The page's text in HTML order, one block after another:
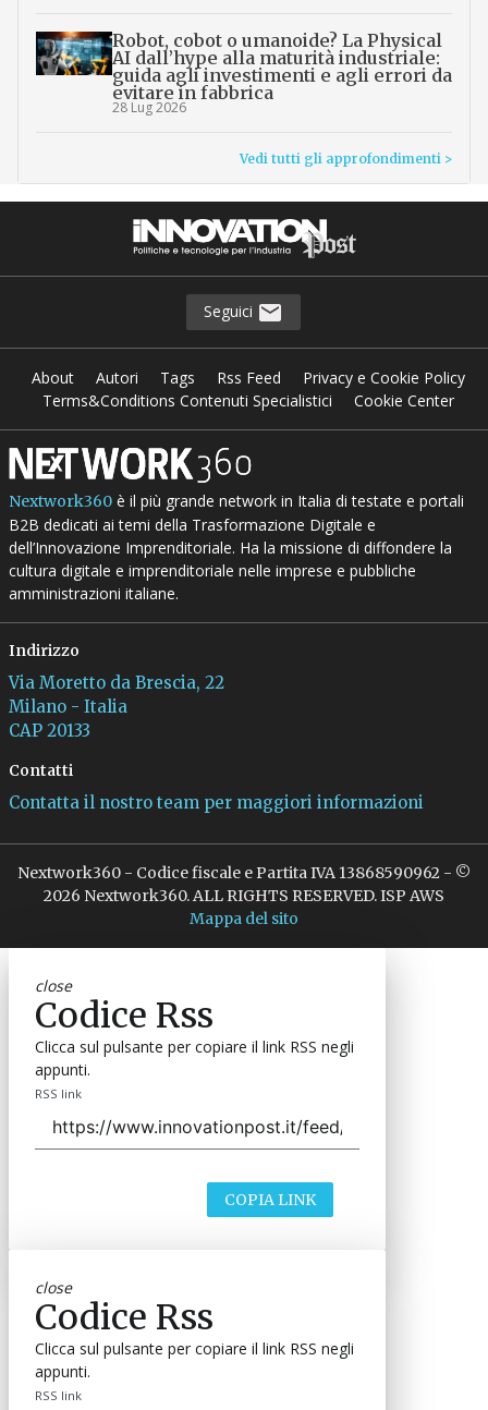
Robot, cobot o umanoide? La Physical
AI dall’hype alla maturità industriale:
guida agli investimenti e agli errori da
evitare in fabbrica
28 Lug 2026
Vedi tutti gli approfondimenti >
Seguici
About Autori Tags Rss Feed
Privacy e Cookie Policy
Terms&Conditions Contenuti Specialistici
Cookie Center
Nextwork360è il più grande network in Italia di testate e portali
B2B dedicati ai temi della Trasformazione Digitale e
dell’Innovazione Imprenditoriale. Ha la missione di diffondere la
cultura digitale e imprenditoriale nelle imprese e pubbliche
amministrazioni italiane.
Indirizzo
Via Moretto da Brescia, 22
Milano - Italia
CAP 20133
Contatti
Contatta il nostro team per maggiori informazioni
Nextwork360 - Codice fiscale e Partita IVA 13868590962 - ©
2026 Nextwork360. ALL RIGHTS RESERVED. ISP AWS
Mappa del sito
close
Codice Rss
Clicca sul pulsante per copiare il link RSS negli
appunti.
RSS link
COPIA LINK
close
Codice Rss
Clicca sul pulsante per copiare il link RSS negli
appunti.
RSS link